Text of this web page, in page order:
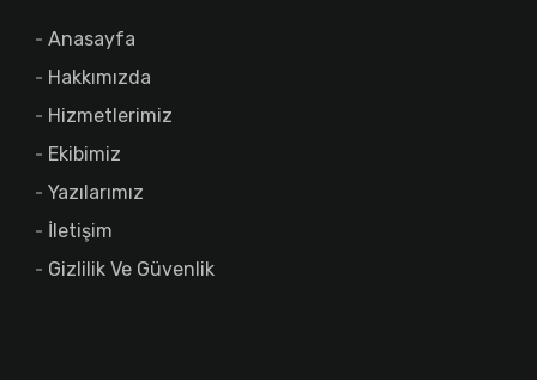
Anasayfa
Hakkımızda
Hizmetlerimiz
Ekibimiz
Yazılarımız
İletişim
Gizlilik Ve Güvenlik